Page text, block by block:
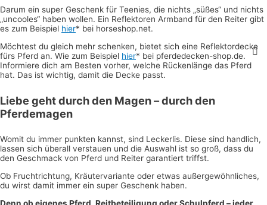
Darum ein super Geschenk für Teenies, die nichts „süßes“ und nichts
„uncooles“ haben wollen. Ein Reflektoren Armband für den Reiter gibt
es zum Beispiel hier* bei horseshop.net.
Möchtest du gleich mehr schenken, bietet sich eine Reflektordecke
fürs Pferd an. Wie zum Beispiel hier* bei pferdedecken-shop.de.
Informiere dich am Besten vorher, welche Rückenlänge das Pferd
hat. Das ist wichtig, damit die Decke passt.
Liebe geht durch den Magen – durch den
Pferdemagen
Womit du immer punkten kannst, sind Leckerlis. Diese sind handlich,
lassen sich überall verstauen und die Auswahl ist so groß, dass du
den Geschmack von Pferd und Reiter garantiert triffst.
Ob Fruchtrichtung, Kräutervariante oder etwas außergewöhnliches,
du wirst damit immer ein super Geschenk haben.
Denn ob eigenes Pferd, Reitbeteiligung oder Schulpferd – jeder